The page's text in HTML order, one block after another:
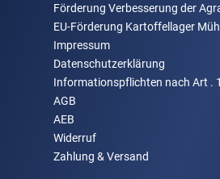
Förderung Verbesserung der
EU-Förderung Kartoffellager
Impressum
Datenschutzerklärung
Informationspflichten nach Art .
AGB
AEB
Widerruf
Zahlung & Versand